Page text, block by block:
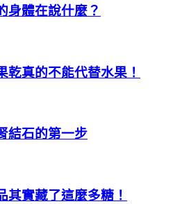
身體在說什麼？
乾真的不能代替水果！
結石的第一步
其實藏了這麼多糖！